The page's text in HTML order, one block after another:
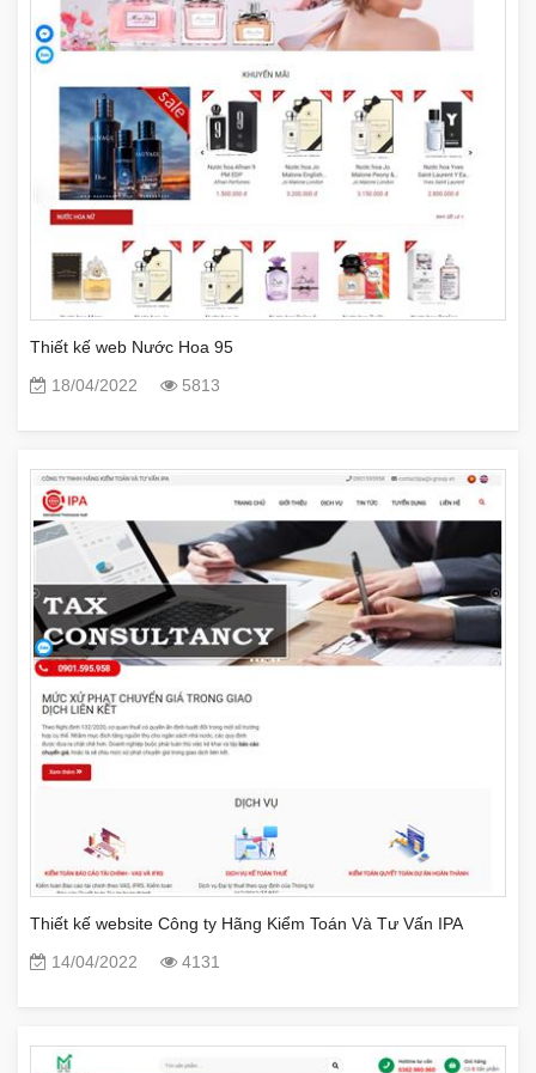
Thiết kế web Nước Hoa 95
18/04/2022
5813
Thiết kế website Công ty Hãng Kiểm Toán Và Tư Vấn IPA
14/04/2022
4131